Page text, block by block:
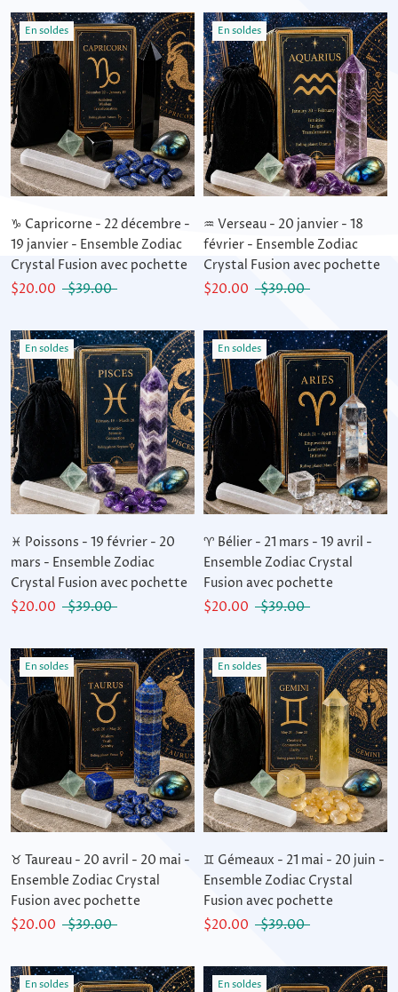
En soldes
♑ Capricorne - 22 décembre -
19 janvier - Ensemble Zodiac
Crystal Fusion avec pochette
$20.00
$39.00
En soldes
♒ Verseau - 20 janvier - 18
février - Ensemble Zodiac
Crystal Fusion avec pochette
$20.00
$39.00
En soldes
♓ Poissons - 19 février - 20
mars - Ensemble Zodiac
Crystal Fusion avec pochette
$20.00
$39.00
En soldes
♈ Bélier - 21 mars - 19 avril -
Ensemble Zodiac Crystal
Fusion avec pochette
$20.00
$39.00
En soldes
♉ Taureau - 20 avril - 20 mai -
Ensemble Zodiac Crystal
Fusion avec pochette
$20.00
$39.00
En soldes
♊ Gémeaux - 21 mai - 20 juin -
Ensemble Zodiac Crystal
Fusion avec pochette
$20.00
$39.00
En soldes En soldes